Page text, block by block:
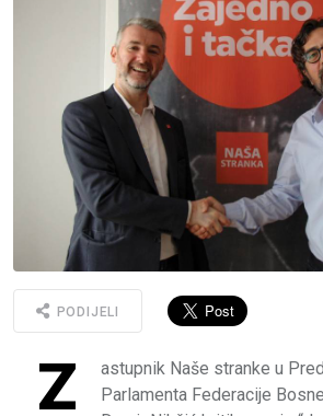
PODIJELI
Z
astupnik Naše stranke u
Parlamenta Federacije